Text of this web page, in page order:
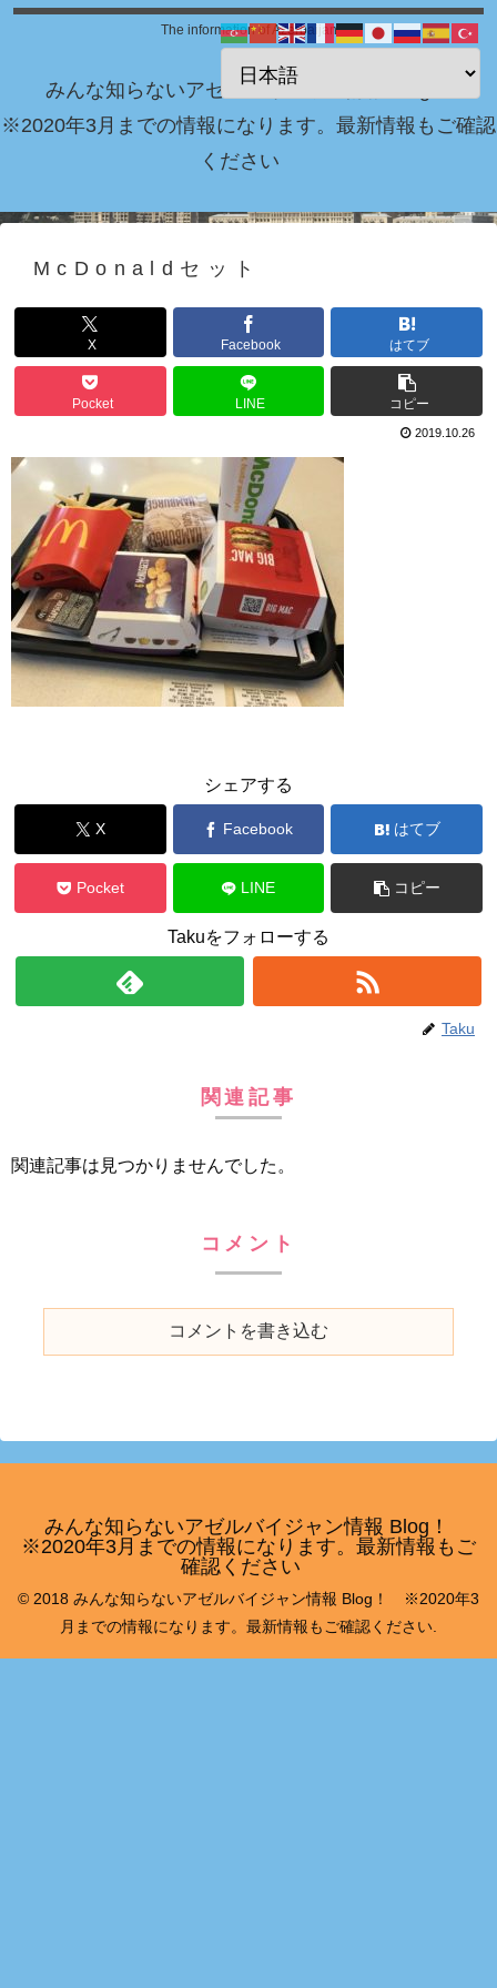
The information of Azerbaijan
みんな知らないアゼルバイジャン情報 Blog！
※2020年3月までの情報になります。最新情報もご確認
ください
McDonaldセット
X Facebook はてブ
Pocket LINE コピー
2019.10.26
シェアする
X Facebook はてブ
Pocket LINE コピー
Takuをフォローする
Taku
関連記事
関連記事は見つかりませんでした。
コメント
コメントを書き込む
みんな知らないアゼルバイジャン情報 Blog！
※2020年3月までの情報になります。最新情報もご
確認ください
© 2018 みんな知らないアゼルバイジャン情報 Blog！ ※2020年3
月までの情報になります。最新情報もご確認ください.